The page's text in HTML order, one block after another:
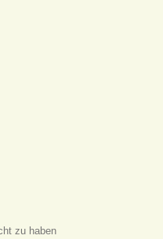
zu haben